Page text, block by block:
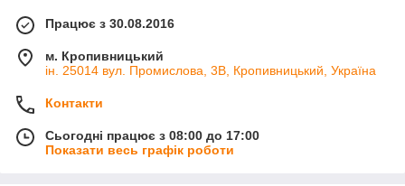
Працює з 30.08.2016
м. Кропивницький
ін. 25014 вул. Промислова, 3В, Кропивницький, Україна
Контакти
Сьогодні працює з 08:00 до 17:00
Показати весь графік роботи